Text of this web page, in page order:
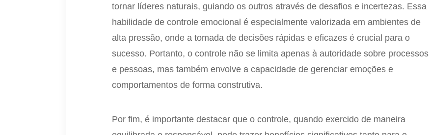
tornar líderes naturais, guiando os outros através de desafios e incertezas. Essa
habilidade de controle emocional é especialmente valorizada em ambientes de
alta pressão, onde a tomada de decisões rápidas e eficazes é crucial para o
sucesso. Portanto, o controle não se limita apenas à autoridade sobre processos
e pessoas, mas também envolve a capacidade de gerenciar emoções e
comportamentos de forma construtiva.
Por fim, é importante destacar que o controle, quando exercido de maneira